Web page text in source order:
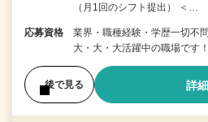
（月1回のシフト提出） ＜…
応募資格
業界・職種経験・学歴一切不
大・大・大活躍中の職場です！
後で見る 詳